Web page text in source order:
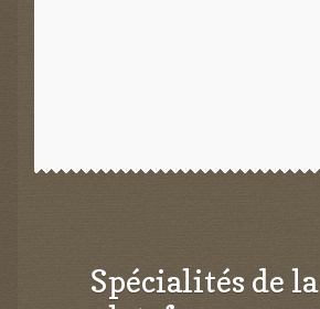
Spécialités de la